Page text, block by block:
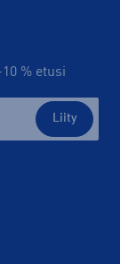
% etusi
Liity